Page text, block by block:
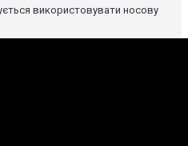
використовувати носову